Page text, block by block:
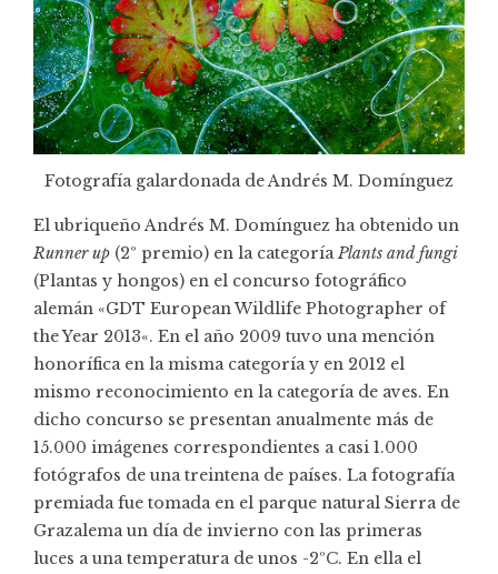
Fotografía galardonada de Andrés M. Domínguez
El ubriqueño Andrés M. Domínguez ha obtenido un
Runner up (2º premio) en la categoría Plants and fungi
(Plantas y hongos) en el concurso fotográfico
alemán «GDT European Wildlife Photographer of
the Year 2013«. En el año 2009 tuvo una mención
honorífica en la misma categoría y en 2012 el
mismo reconocimiento en la categoría de aves. En
dicho concurso se presentan anualmente más de
15.000 imágenes correspondientes a casi 1.000
fotógrafos de una treintena de países. La fotografía
premiada fue tomada en el parque natural Sierra de
Grazalema un día de invierno con las primeras
luces a una temperatura de unos -2ºC. En ella el